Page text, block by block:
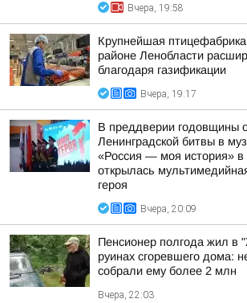
Вчера, 19:58
Крупнейшая
районе Ленобласти
благодаря газификации
Вчера, 19:17
В преддверии годовщины
Ленинградской битвы в
«Россия — моя история» в
открылась
героя
Вчера, 20:09
Пенсионер полгода жил в
руинах сгоревшего дома:
собрали ему более 2 млн
Вчера, 22:03